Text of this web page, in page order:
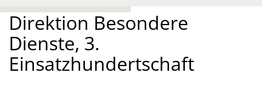
Direktion Besondere
Dienste, 3.
Einsatzhundertschaft